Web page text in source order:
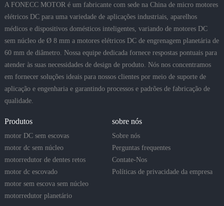
A FONECC MOTOR é um fabricante com sede na China de micro motores
elétricos DC para uma variedade de aplicações industriais, aparelhos
médicos e dispositivos domésticos inteligentes, variando de motores DC
sem núcleo de Ø 8 mm a motores elétricos DC de engrenagem planetária de
60 mm de diâmetro. Nossa equipe dedicada fornece respostas pontuais para
atender às suas necessidades de design de produto. Nós nos concentramos
em fornecer soluções ideais para nossos clientes por meio de suporte de
aplicação e engenharia e garantindo processos e padrões de fabricação de
qualidade.
Produtos
motor DC sem escovas
motor dc sem núcleo
motorredutor de dentes retos
motor dc escovado
motor sem escova sem núcleo
motorredutor planetário
sobre nós
Sobre nós
Perguntas frequentes
Contate-Nos
Políticas de privacidade da empresa